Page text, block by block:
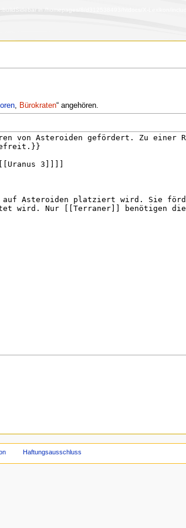
in /homepages/8/d312538493/htdocs/X-Lexikon/
, Bürokraten“ angehören.
Haftungsausschluss